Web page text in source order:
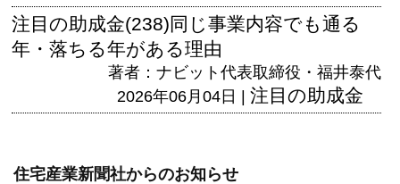
注目の助成金(238)同じ事業内容でも通る
年・落ちる年がある理由
著者：ナビット代表取締役・福井泰代
2026年06月04日 | 注目の助成金
住宅産業新聞社からのお知らせ